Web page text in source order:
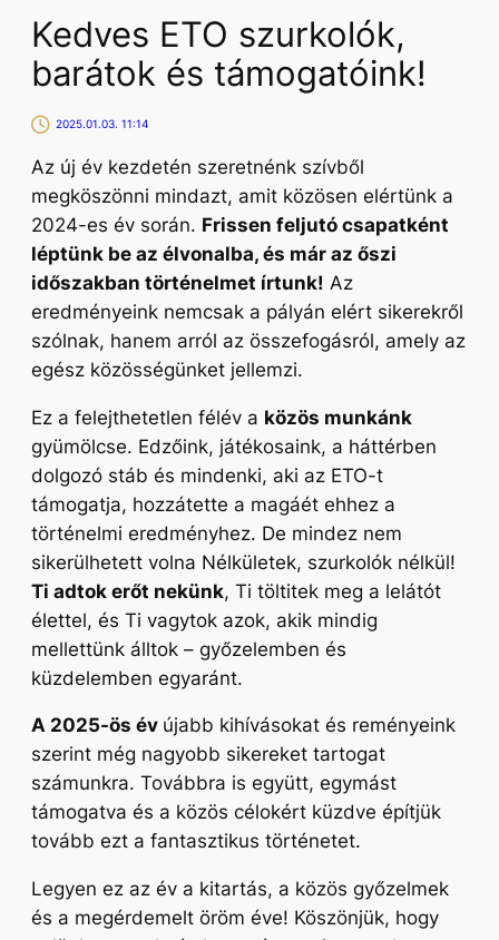
Kedves ETO szurkolók,
barátok és támogatóink!
2025.01.03. 11:14
Az új év kezdetén szeretnénk szívből
megköszönni mindazt, amit közösen elértünk a
2024-es év során. Frissen feljutó csapatként
léptünk be az élvonalba, és már az őszi
időszakban történelmet írtunk! Az
eredményeink nemcsak a pályán elért sikerekről
szólnak, hanem arról az összefogásról, amely az
egész közösségünket jellemzi.
Ez a felejthetetlen félév a közös munkánk
gyümölcse. Edzőink, játékosaink, a háttérben
dolgozó stáb és mindenki, aki az ETO-t
támogatja, hozzátette a magáét ehhez a
történelmi eredményhez. De mindez nem
sikerülhetett volna Nélkületek, szurkolók nélkül!
Ti adtok erőt nekünk, Ti töltitek meg a lelátót
élettel, és Ti vagytok azok, akik mindig
mellettünk álltok – győzelemben és
küzdelemben egyaránt.
A 2025-ös év újabb kihívásokat és reményeink
szerint még nagyobb sikereket tartogat
számunkra. Továbbra is együtt, egymást
támogatva és a közös célokért küzdve építjük
tovább ezt a fantasztikus történetet.
Legyen ez az év a kitartás, a közös győzelmek
és a megérdemelt öröm éve! Köszönjük, hogy